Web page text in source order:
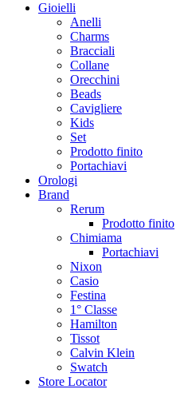
Gioielli
Anelli
Charms
Bracciali
Collane
Orecchini
Beads
Cavigliere
Kids
Set
Prodotto finito
Portachiavi
Orologi
Brand
Rerum
Prodotto finito
Chimiama
Portachiavi
Nixon
Casio
Festina
1° Classe
Hamilton
Tissot
Calvin Klein
Swatch
Store Locator